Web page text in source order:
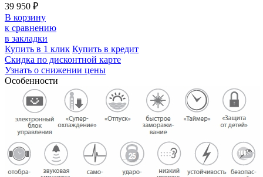
39 950 ₽
В корзину
к сравнению
в закладки
Купить в 1 клик Купить в кредит
Скидка по дисконтной карте
Узнать о снижении цены
Особенности